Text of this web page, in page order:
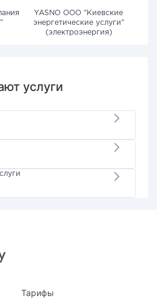
YASNO OOO "Киевские
энергетические услуги"
(электроэнергия)
услуги
Тарифы